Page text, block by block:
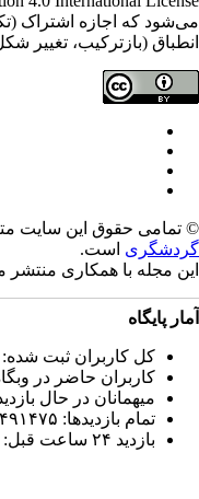
که اجازه اشتراک
(بازترکیب، تغییر
تمامی حقوق این سایت
است.
مجله با همکاریمنتشر
پایگاه
کل کاربران ثبت شده: ۴۳۰۵ کاربر
کاربران حاضر در وبگاه: ۴
میهمانان در حال بازدید: ۴۰۹
تمام بازدید‌ها: ۴۹۱۴۷۵ بازدید
بازدید ۲۴ ساعت قبل: ۵۷۶ بازدید